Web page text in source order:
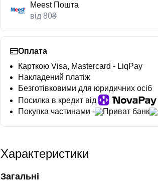
Meest Пошта
від 80₴
Оплата
Карткою Visa, Mastercard - LiqPay
Накладений платіж
Безготівковими для юридичних осіб
Посилка в кредит від
Покупка частинами -
Приват банк
Характеристики
Загальні